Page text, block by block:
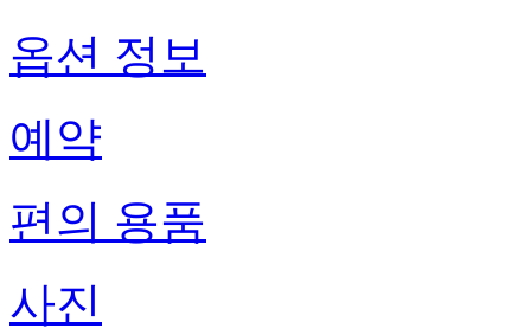
옵션 정보
예약
편의 용품
사진